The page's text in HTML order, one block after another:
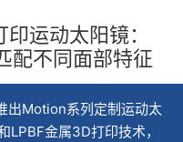
运动太阳镜：
配不同面部特征
出Motion系列定制运动太
LPBF金属3D打印技术，